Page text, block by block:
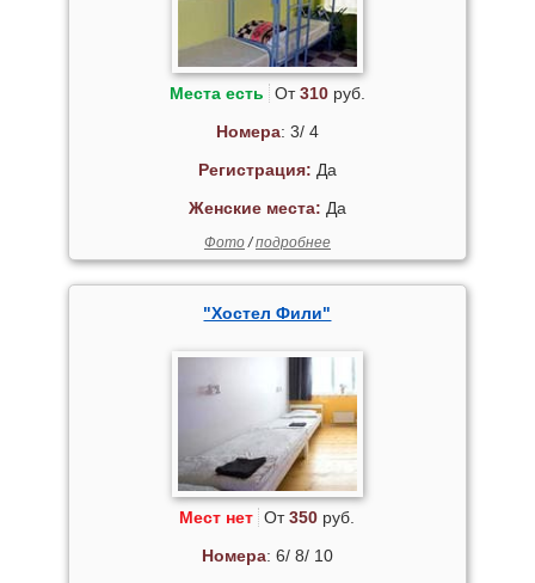
Места есть От310руб.
Номера: 3/ 4
Регистрация: Да
Женские места: Да
Фото/подробнее
"Хостел Фили"
Мест нет От350 руб.
Номера: 6/ 8/ 10